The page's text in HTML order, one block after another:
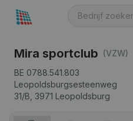
Mira sportclub (VZW)
BE 0788.541.803
Leopoldsburgsesteenweg
31/B, 3971 Leopoldsburg